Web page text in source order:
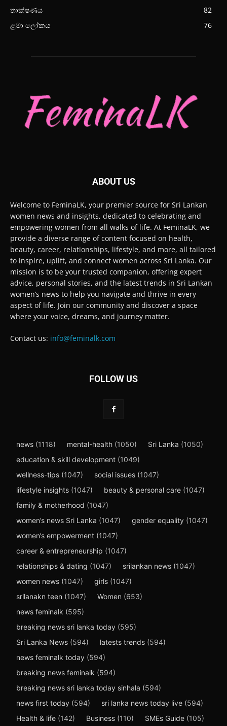
තාක්ෂණය
82
ළමා ලෝකය
76
ABOUT US
Welcome to FeminaLK, your premier source for Sri Lankan
women news and insights, dedicated to celebrating and
empowering women from all walks of life. At FeminaLK, we
provide a diverse range of content focused on health,
beauty, career, relationships, lifestyle, and more, all tailored
to inspire, uplift, and connect women across Sri Lanka. Our
mission is to be your trusted companion, offering expert
advice, personal stories, and the latest trends in Sri Lankan
women’s news to help you navigate and thrive in every
aspect of life. Join our community and discover a space
where your voice, dreams, and journey matter.
Contact us: info@feminalk.com
FOLLOW US
news (1118) mental-health (1050) Sri Lanka (1050)
education & skill development (1049)
wellness-tips (1047) social issues (1047)
lifestyle insights (1047) beauty & personal care (1047)
family & motherhood (1047)
women’s news Sri Lanka (1047) gender equality (1047)
women’s empowerment (1047)
career & entrepreneurship (1047)
relationships & dating (1047) srilankan news (1047)
women news (1047) girls (1047)
srilanakn teen (1047) Women (653)
news feminalk (595)
breaking news sri lanka today (595)
Sri Lanka News (594) latests trends (594)
news feminalk today (594)
breaking news feminalk (594)
breaking news sri lanka today sinhala (594)
news first today (594) sri lanka news today live (594)
Health & life (142) Business (110) SMEs Guide (105)